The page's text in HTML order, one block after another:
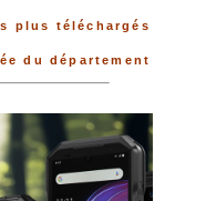
plus téléchargés
du département